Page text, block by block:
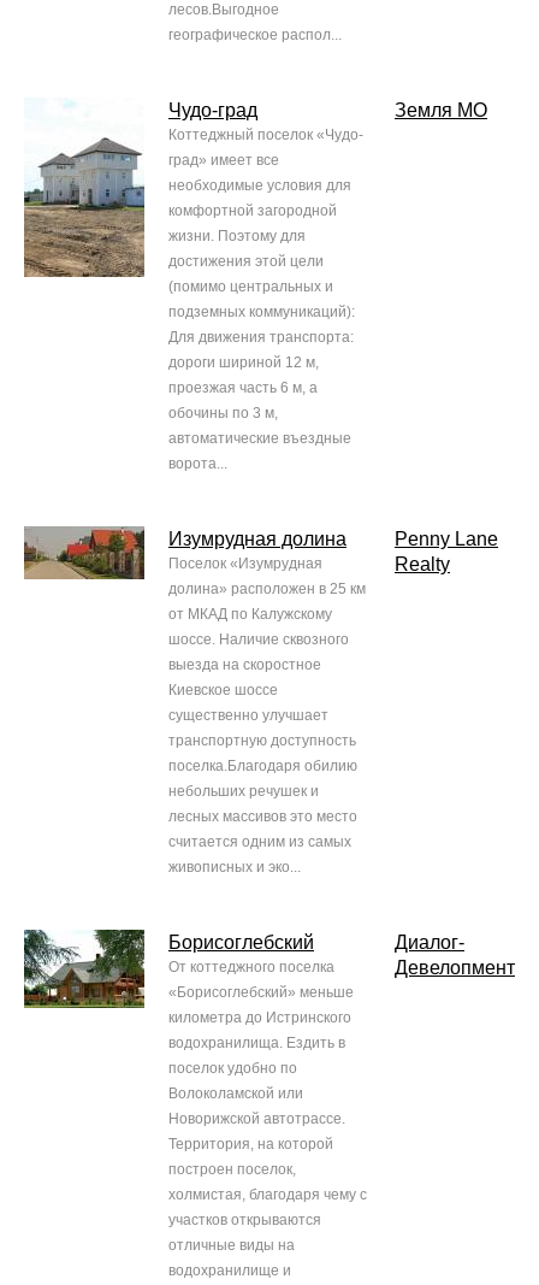
лесов.Выгодное
географическое распол...
Чудо-град
Коттеджный поселок «Чудо-
град» имеет все
необходимые условия для
комфортной загородной
жизни. Поэтому для
достижения этой цели
(помимо центральных и
подземных коммуникаций):
Для движения транспорта:
дороги шириной 12 м,
проезжая часть 6 м, а
обочины по 3 м,
автоматические въездные
ворота...
Земля МО
Изумрудная долина
Поселок «Изумрудная
долина» расположен в 25 км
от МКАД по Калужскому
шоссе. Наличие сквозного
выезда на скоростное
Киевское шоссе
существенно улучшает
транспортную доступность
поселка.Благодаря обилию
небольших речушек и
лесных массивов это место
считается одним из самых
живописных и эко...
Penny Lane
Realty
Борисоглебский
От коттеджного поселка
«Борисоглебский» меньше
километра до Истринского
водохранилища. Ездить в
поселок удобно по
Волоколамской или
Новорижской автотрассе.
Территория, на которой
построен поселок,
холмистая, благодаря чему с
участков открываются
отличные виды на
водохранилище и
Диалог-
Девелопмент